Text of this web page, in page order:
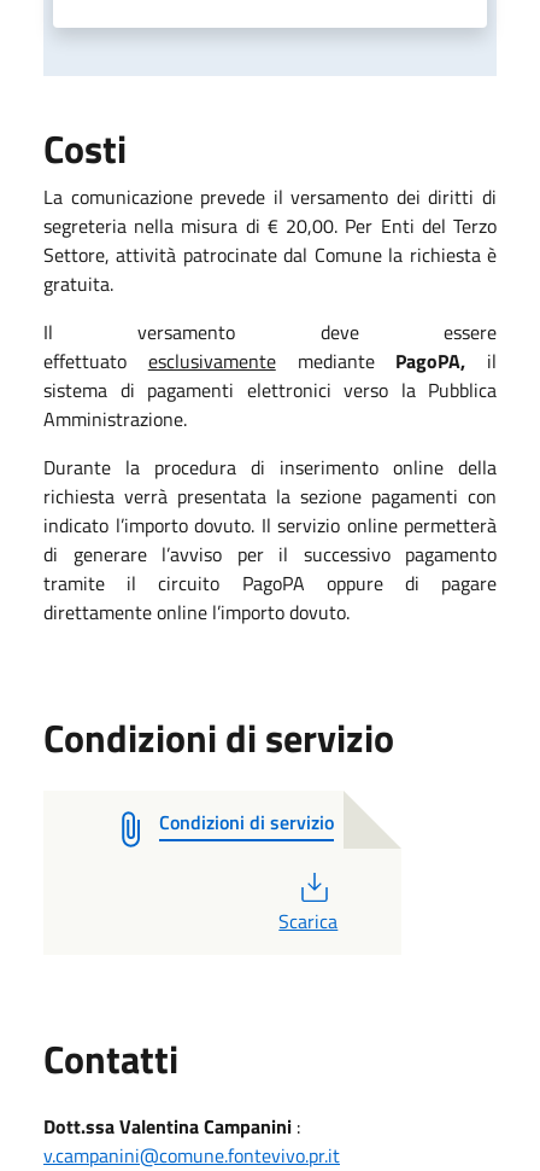
Costi
La comunicazione prevede il versamento dei diritti di
segreteria nella misura di € 20,00. Per Enti del Terzo
Settore, attività patrocinate dal Comune la richiesta è
gratuita.
Il versamento deve essere
effettuato esclusivamentemediante PagoPA, il
sistema di pagamenti elettronici verso la Pubblica
Amministrazione.
Durante la procedura di inserimento online della
richiesta verrà presentata la sezione pagamenti con
indicato l’importo dovuto. Il servizio online permetterà
di generare l’avviso per il successivo pagamento
tramite il circuito PagoPA oppure di pagare
direttamente online l’importo dovuto.
Condizioni di servizio
Condizioni di servizio
Scarica
Contatti
Dott.ssa Valentina Campanini :
v.campanini@comune.fontevivo.pr.it